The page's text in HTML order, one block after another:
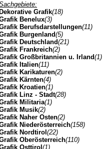
Grafik(18)
Benelux(3)
Berufsdarstellungen(11)
Burgenland(5)
Deutschland(21)
Frankreich(2)
Großbritannien u. Irland(1)
Italien(11)
Karikaturen(2)
Kärnten(4)
Kroatien(1)
Linz - Stadt(28)
Militaria(1)
Musik(2)
Naher Osten(2)
Niederösterreich(158)
Nordtirol (22)
Oberösterreich(110)
Osttirol (1)